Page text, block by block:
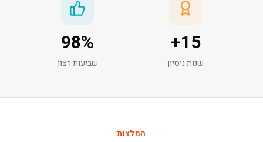
15
+
שנות ניסיון
98%
שביעות רצון
המלצות